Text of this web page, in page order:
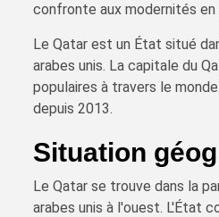
confronte aux modernités en
Le Qatar est un État situé
arabes unis. La capitale du
populaires à travers le
depuis 2013.
Situation
Le Qatar se trouve dans la
arabes unis à l'ouest. L'État